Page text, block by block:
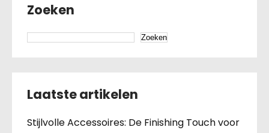
Zoeken
Zoeken
Laatste artikelen
Stijlvolle Accessoires: De Finishing Touch voor